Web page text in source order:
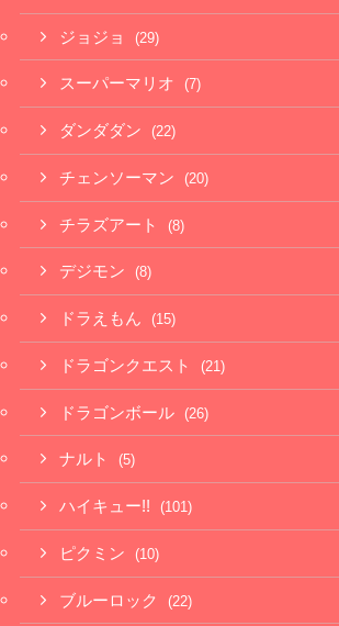
ジョジョ (29)
スーパーマリオ (7)
ダンダダン (22)
チェンソーマン (20)
チラズアート (8)
デジモン (8)
ドラえもん (15)
ドラゴンクエスト (21)
ドラゴンボール (26)
ナルト (5)
ハイキュー!! (101)
ピクミン (10)
ブルーロック (22)